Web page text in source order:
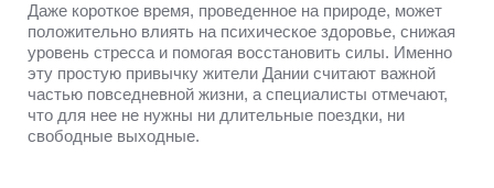
Даже короткое время, проведенное на природе, может
положительно влиять на психическое здоровье, снижая
уровень стресса и помогая восстановить силы. Именно
эту простую привычку жители Дании считают важной
частью повседневной жизни, а специалисты отмечают,
что для нее не нужны ни длительные поездки, ни
свободные выходные.